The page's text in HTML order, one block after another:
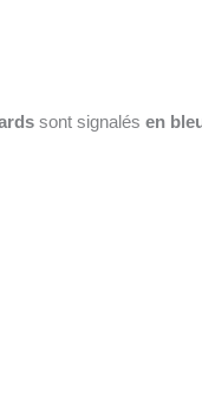
sont signalés en